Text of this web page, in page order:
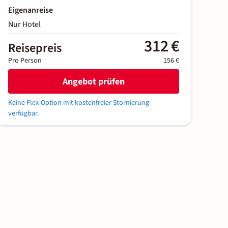
Eigenanreise
Nur Hotel
Reisepreis 312 €
Pro Person 156 €
Angebot prüfen
Keine Flex-Option mit kostenfreier Stornierung
verfügbar.